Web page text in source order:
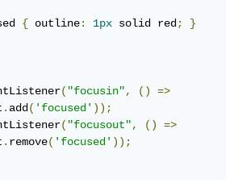
{ outline: 1px solid red ;
}
( "focusin", ()
=>
. add ( 'focused' ));
( "focusout", ()
=>
. remove( 'focused' ));